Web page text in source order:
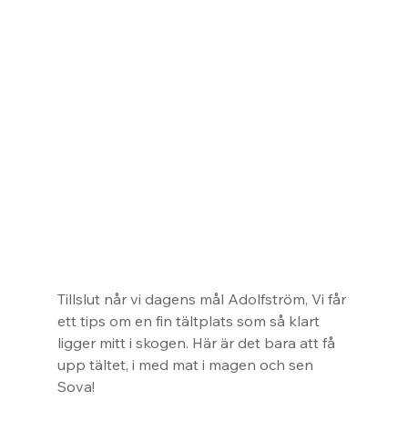
Tillslut når vi dagens mål Adolfström, Vi får
ett tips om en fin tältplats som så klart
ligger mitt i skogen. Här är det bara att få
upp tältet, i med mat i magen och sen
Sova!